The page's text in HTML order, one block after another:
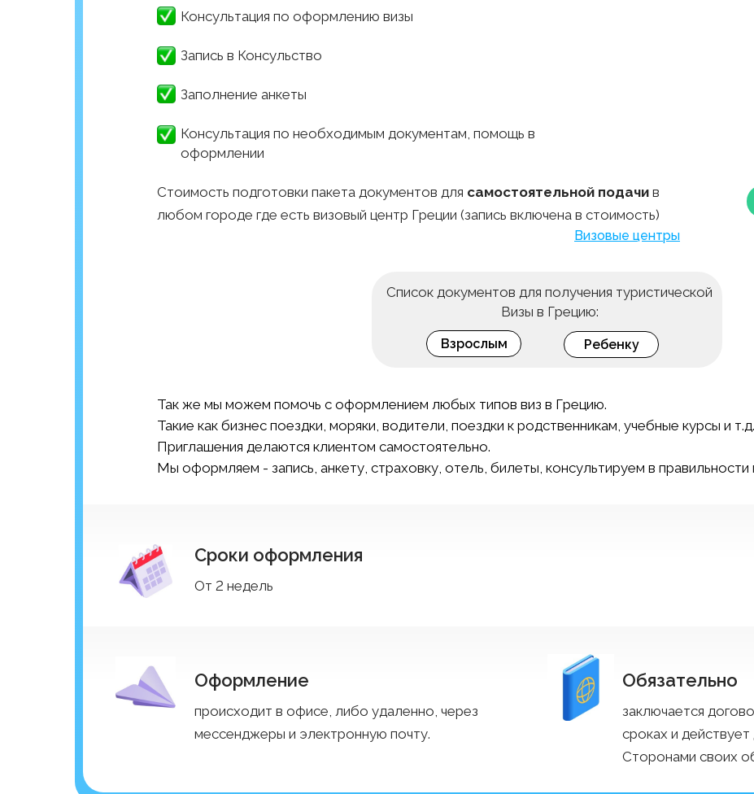
Cтоимость подготовки пакета документов для самостоятельной подачи в
любом городе где есть визовый центр Греции (запись включена в стоимость)
Список документов для получения туристической
Визы в Грецию:
Консультация по оформлению визы
Запись в Консульство
Заполнение анкеты
Консультация по необходимым документам, помощь в
оформлении
От 2 недель
Сроки оформления
происходит в офисе, либо удаленно, через
мессенджеры и электронную почту.
заключается
сроках и
Сторонами своих
Оформление Обязательно
Взрослым Ребенку
Визовые центры
Так же мы можем помочь с оформлением любых типов виз в Грецию.
Такие как бизнес поездки, моряки, водители, поездки к родственникам, учебные курсы и т.д.
Приглашения делаются клиентом самостоятельно.
Мы оформляем - запись, анкету, страховку, отель, билеты, консультируем в